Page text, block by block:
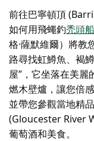
前往巴寧頓頂
如何用飛蠅釣禿頭
格·薩默維爾）將教
路尋找虹鱒魚、褐
屋”，它坐落在美
燃木壁爐，讓您倍
並帶您參觀當地精
(Gloucester River
葡萄酒和美食。